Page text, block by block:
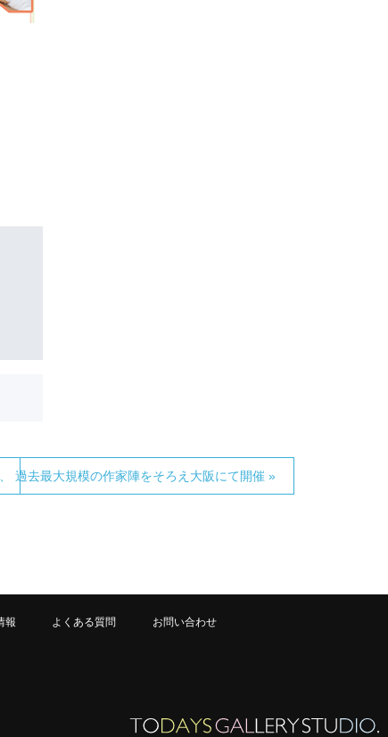
過去最大規模の作家陣をそろえ大阪にて開催 »
報 よくある質問 お問い合わせ